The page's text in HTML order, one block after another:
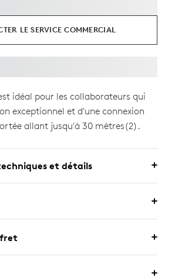
LE SERVICE COMMERCIAL
idéal pour les collaborateurs qui
exceptionnel et d'une connexion
allant jusqu'à 30 mètres(2).
et détails